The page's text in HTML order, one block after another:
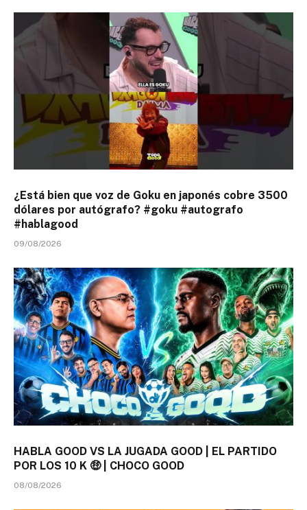
¿Está bien que voz de Goku en japonés cobre 3500
dólares por autógrafo? #goku #autografo
#hablagood
09/08/2026
HABLA GOOD VS LA JUGADA GOOD | EL PARTIDO
POR LOS 10 K 🤑 | CHOCO GOOD
08/08/2026